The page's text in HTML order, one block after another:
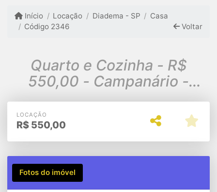
Início Locação Diadema - SP
Casa
Código 2346
Voltar
Quarto e Cozinha - R$
550,00 - Campanário -
Diadema
LOCAÇÃO
R$ 550,00
Fotos do imóvel